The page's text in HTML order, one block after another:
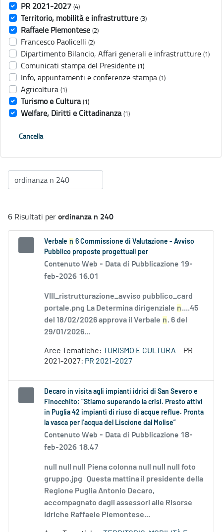
PR 2021-2027 (4)
Territorio, mobilità e infrastrutture (3)
Raffaele Piemontese (2)
Francesco Paolicelli (2)
Dipartimento Bilancio, Affari generali e infrastrutture (1)
Comunicati stampa del Presidente (1)
Info, appuntamenti e conferenze stampa (1)
Agricoltura (1)
Turismo e Cultura (1)
Welfare, Diritti e Cittadinanza (1)
Cancella
6 Risultati perordinanza n 240
Verbale n 6 Commissione di Valutazione - Avviso
Pubblico proposte progettuali per
Contenuto Web - Data di Pubblicazione 19-
feb-2026 16.01
VIII_ristrutturazione_avviso pubblico_card
portale.png La Determina dirigenziale n....45
del 18/02/2026 approva il Verbale n. 6 del
29/01/2026...
Aree Tematiche: TURISMO E CULTURA
PR
2021-2027: PR 2021-2027
Decaro in visita agli impianti idrici di San Severo e
Finocchito: “Stiamo superando la crisi. Presto attivi
in Puglia 42 impianti di riuso di acque reflue. Pronta
la vasca per l’acqua del Liscione dal Molise”
Contenuto Web - Data di Pubblicazione 18-
feb-2026 18.47
null null null Piena colonna null null null foto
gruppo.jpg Questa mattina il presidente della
Regione Puglia Antonio Decaro,
accompagnato dagli assessori alle Risorse
Idriche Raffaele Piemontese...